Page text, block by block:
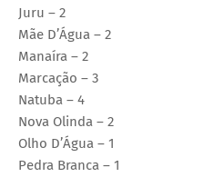
Juru – 2
Mãe D’Água – 2
Manaíra – 2
Marcação – 3
Natuba – 4
Nova Olinda – 2
Olho D’Água – 1
Pedra Branca – 1